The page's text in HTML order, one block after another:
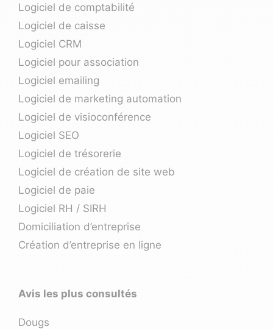
Logiciel de comptabilité
Logiciel de caisse
Logiciel CRM
Logiciel pour association
Logiciel emailing
Logiciel de marketing automation
Logiciel de visioconférence
Logiciel SEO
Logiciel de trésorerie
Logiciel de création de site web
Logiciel de paie
Logiciel RH / SIRH
Domiciliation d’entreprise
Création d’entreprise en ligne
Avis les plus consultés
Dougs